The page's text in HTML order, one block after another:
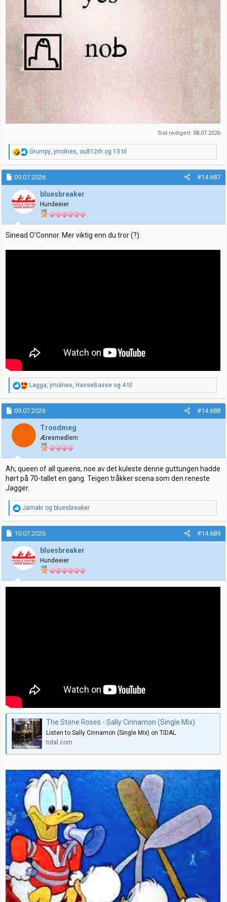
Sist redigert: 08.07.2026
R
e
a
k
j
o
n
r
:
Grumpy jmolnes ou812rh og 13 til
09.07.2026 #14.687
bluesbreaker
Hundeeier
Sinead O'Connor. Mer viktig enn du tror (?).
R
e
a
k
s
j
r
Lagga, jmolnes, HasseBasse og 4 til
09.07.2026 #14.688
Trondmeg
Æresmedlem
Ah, queen of all queens, noe av det kuleste denne guttungen hadde
hørt på 70-tallet en gang. Teigen tråkker scena som den reneste
Jagger.
R
e
a
k
s
j
o
n
e
r
:
Jamakr og bluesbreaker
10.07.2026 #14.689
bluesbreaker
Hundeeier
The Stone Roses - Sally Cinnamon (Single Mix)
Listen to Sally Cinnamon (Single Mix) on TIDAL
tidal.com